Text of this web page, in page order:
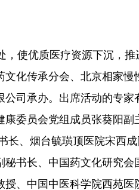
，使优质医疗资源下沉，推
文化传承分会、北京相家慢
公司承办。出席活动的专家
康委员会党组成员张葵阳副
长、烟台毓璜顶医院宋西
秘书长、中国药文化研究会
授、中国中医科学院西苑医